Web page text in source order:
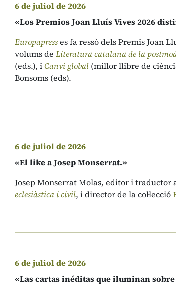
6 de juliol de 2026
«Los Premios Joan Lluís Vives 2026
Europapresses fa ressò dels Premis Joan
volums de Literatura catalana de la
(eds.), iCanvi global (millor llibre de
Bonsoms (eds).
6 de juliol de 2026
«El like a Josep Monserrat.»
Josep Monserrat Molas, editor i traductor
eclesiàstica i civil, i director de la col·lecció
6 de juliol de 2026
«Las cartas inéditas que iluminan